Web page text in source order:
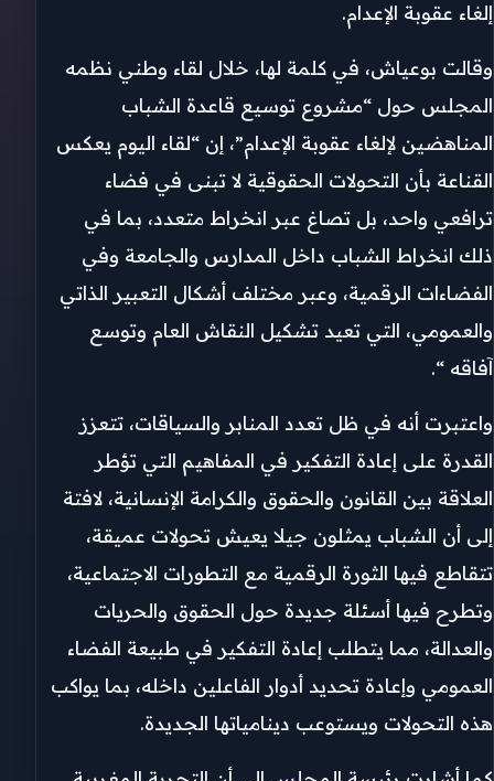
إلغاء عقوبة الإعدام.
وقالت بوعياش، في كلمة لها، خلال لقاء وطني نظمه
المجلس حول “مشروع توسيع قاعدة الشباب
المناهضين لإلغاء عقوبة الإعدام”، إن “لقاء اليوم يعكس
القناعة بأن التحولات الحقوقية لا تبنى في فضاء
ترافعي واحد، بل تصاغ عبر انخراط متعدد، بما في
ذلك انخراط الشباب داخل المدارس والجامعة وفي
الفضاءات الرقمية، وعبر مختلف أشكال التعبير الذاتي
والعمومي، التي تعيد تشكيل النقاش العام وتوسع
آفاقه “.
واعتبرت أنه في ظل تعدد المنابر والسياقات، تتعزز
القدرة على إعادة التفكير في المفاهيم التي تؤطر
العلاقة بين القانون والحقوق والكرامة الإنسانية، لافتة
إلى أن الشباب يمثلون جيلا يعيش تحولات عميقة،
تتقاطع فيها الثورة الرقمية مع التطورات الاجتماعية،
وتطرح فيها أسئلة جديدة حول الحقوق والحريات
والعدالة، مما يتطلب إعادة التفكير في طبيعة الفضاء
العمومي وإعادة تحديد أدوار الفاعلين داخله، بما يواكب
هذه التحولات ويستوعب دينامياتها الجديدة.